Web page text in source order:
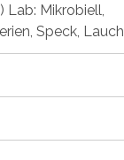
Mikrobiell,
Speck, Lauch